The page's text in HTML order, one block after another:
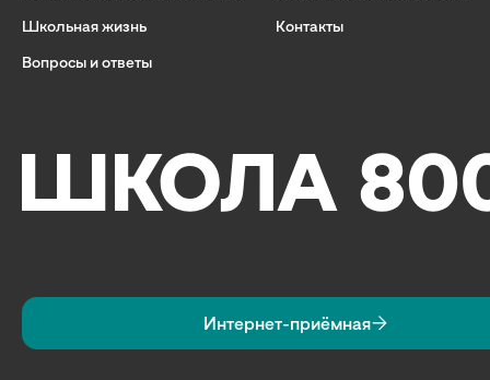
Школьная жизнь
Вопросы и ответы
Контакты
Интернет-приёмная